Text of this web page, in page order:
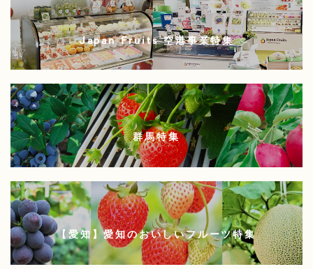
Japan Fruits 空港事業特集
群馬特集
【愛知】愛知のおいしいフルーツ特集